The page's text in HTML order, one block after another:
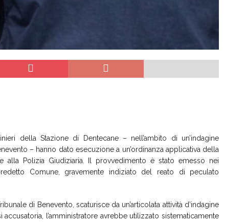
della Stazione di Dentecane – nell’ambito di un’indagine
– hanno dato esecuzione a un’ordinanza applicativa della
alla Polizia Giudiziaria. Il provvedimento è stato emesso nei
Comune, gravemente indiziato del reato di peculato
di Benevento, scaturisce da un’articolata attività d’indagine
l’amministratore avrebbe utilizzato sistematicamente